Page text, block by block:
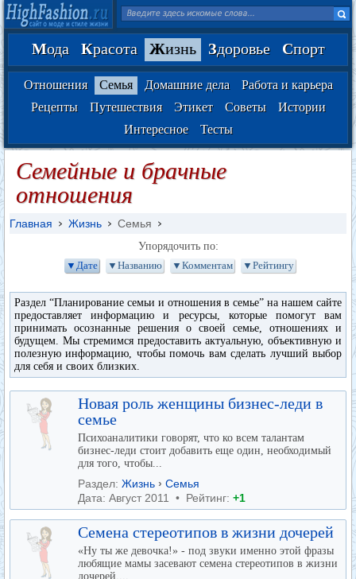
Мода Красота Жизнь Здоровье Спорт
Отношения Семья Домашние дела
Работа и карьера
Рецепты
Путешествия Этикет Советы
Истории
Интересное
Тесты
Семейные и брачные
отношения
Главная Жизнь Семья
Упорядочить по:
▼Дате
▼Названию ▼Комментам ▼Рейтингу
Раздел “Планирование семьи и отношения в семье” на нашем сайте
предоставляет информацию и ресурсы, которые помогут вам
принимать осознанные решения о своей семье, отношениях и
будущем. Мы стремимся предоставить актуальную, объективную и
полезную информацию, чтобы помочь вам сделать лучший выбор
для себя и своих близких.
Новая роль женщины бизнес-леди в
семье
Психоаналитики говорят, что ко всем талантам
бизнес-леди стоит добавить еще один, необходимый
для того, чтобы...
Раздел: Жизнь › Семья
Дата: Август 2011 • Рейтинг: +1
Семена стереотипов в жизни дочерей
«Ну ты же девочка!» - под звуки именно этой фразы
любящие мамы засевают семена стереотипов в жизни
дочерей....